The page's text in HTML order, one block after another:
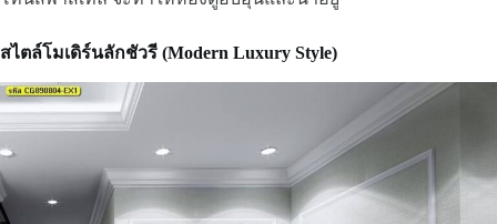
สไตล์โมเดิร์นลักชัวรี (Modern Luxury Style)